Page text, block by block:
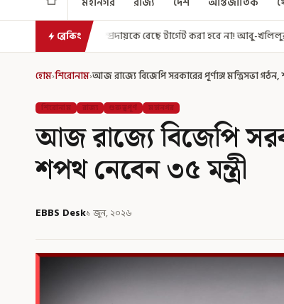
ব্রেকিং
বেছে টার্গেট করা হবে না! আবু-খলিলুরকে আশ্বস্ত করলেন মুখ্যমন্ত্রী
হোম›শিরোনাম›আজ রাজ্যে বিজেপি সরকারের পূর্ণাঙ্গ মন্ত্রিসভা গঠন,
শিরোনাম রাজ্য গুরুত্বপূর্ণ মহানগর
আজ রাজ্যে বিজেপি
শপথ নেবেন ৩৫ মন্ত্রী
EBBS Desk১ জুন, ২০২৬